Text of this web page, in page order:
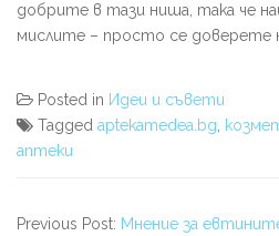
добрите в тази ниша, така че
мислите – просто се доверете
Posted in Идеи и съвети
Tagged aptekamedea.bg
аптеки
Previous Post: Мнение за